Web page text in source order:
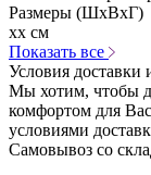
Размеры (ШхВхГ)
xx см
Показать все
Условия доставки
Мы хотим, чтобы
комфортом для
условиями
Самовывоз со